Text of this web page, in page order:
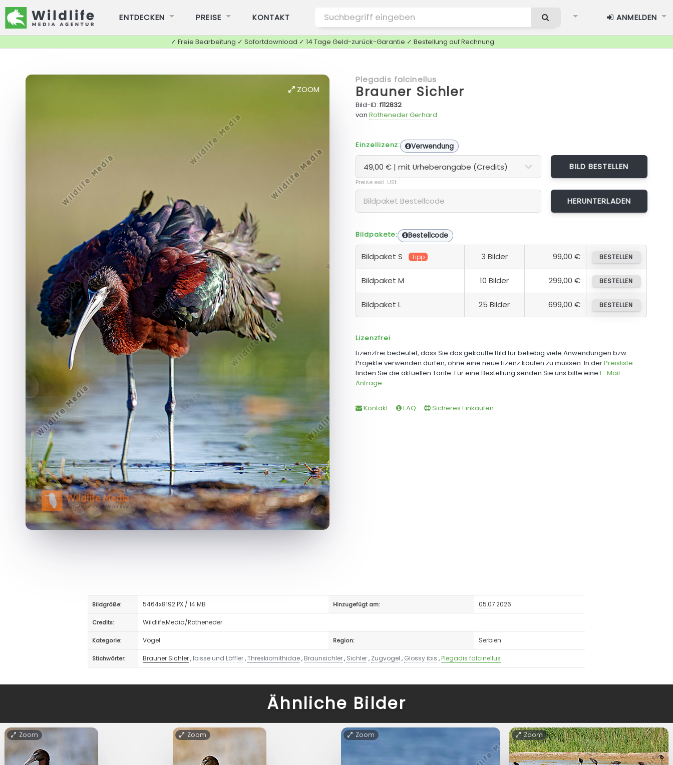
ENTDECKEN PREISE KONTAKT ANMELDEN
✓ Freie Bearbeitung ✓ Sofortdownload ✓ 14 Tage Geld-zurück-Garantie ✓ Bestellung auf Rechnung
ZOOM
Plegadis falcinellus
Brauner Sichler
Bild-ID:f112832
von Rotheneder Gerhard
Einzellizenz: Verwendung
BILD BESTELLEN
Preise exkl. USt.
Bildpakete: Bestellcode
Bildpaket S Tipp 3 Bilder 99,00 € BESTELLEN
Bildpaket M 10 Bilder 299,00 € BESTELLEN
Bildpaket L 25 Bilder 699,00 € BESTELLEN
Lizenzfrei
Lizenzfrei bedeutet, dass Sie das gekaufte Bild für beliebig viele Anwendungen bzw.
Projekte verwenden dürfen, ohne eine neue Lizenz kaufen zu müssen. In derPreisliste
finden Sie die aktuellen Tarife. Für eine Bestellung senden Sie uns bitte eine E-Mail
Anfrage.
Kontakt FAQ Sicheres Einkaufen
Bildgröße: 5464x8192 PX / 14 MB Hinzugefügt am: 05.07.2026
Credits: Wildlife.Media/Rotheneder
Kategorie: Vögel Region: Serbien
Stichwörter: Brauner Sichler, Ibisse und Löffler,Threskiornithidae, Braunsichler, Sichler, Zugvogel , Glossy ibis ,Plegadis falcinellus
Ähnliche Bilder
Zoom Zoom Zoom Zoom